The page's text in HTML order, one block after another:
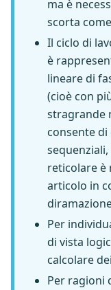
ma è
scorta
Il ciclo di
è
lineare di
(cioè con
stragrande
consente
reticolare è
articolo in
Per
di vista
calcolare
Per ragioni